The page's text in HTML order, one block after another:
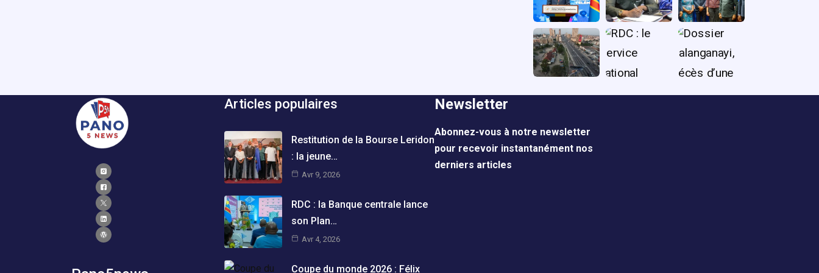
Articles populaires
Restitution de la Bourse Leridon
: la jeune…
Avr 9, 2026
RDC : la Banque centrale lance
son Plan…
Avr 4, 2026
Coupe du monde 2026 : Félix
Newsletter
Abonnez-vous à notre newsletter
pour recevoir instantanément nos
derniers articles